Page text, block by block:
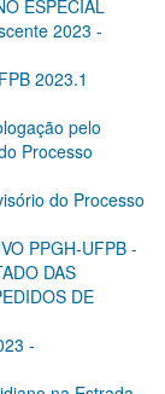
ESPECIAL
2023 -
2023.1
pelo
Processo
do Processo
PPGH-UFPB -
DAS
DE
-